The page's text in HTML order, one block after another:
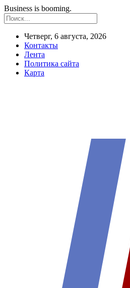
Business is booming.
Четверг, 6 августа, 2026
Контакты
Лента
Политика сайта
Карта